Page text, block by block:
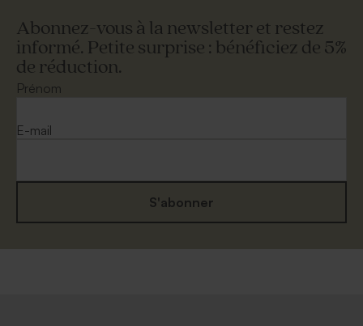
Enveloppe mariage rouille
Abonnez-vous à la newsletter et restez
informé. Petite surprise : bénéficiez de 5%
de réduction.
Prénom
E-mail
S'abonner